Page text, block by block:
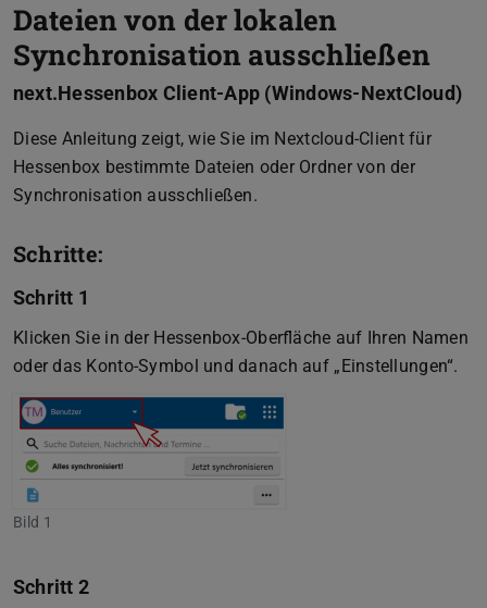
Dateien von der lokalen
Synchronisation ausschließen
next.Hessenbox Client-App (Windows-NextCloud)
Diese Anleitung zeigt, wie Sie im Nextcloud-Client für
Hessenbox bestimmte Dateien oder Ordner von der
Synchronisation ausschließen.
Schritte:
Schritt 1
Klicken Sie in der Hessenbox-Oberfläche auf Ihren Namen
oder das Konto-Symbol und danach auf „Einstellungen“.
Bild 1
Schritt 2